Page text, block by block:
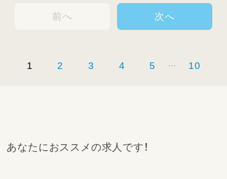
前へ
1 2 3 4 5 ... 10
次へ
あなたにおススメの求人です！